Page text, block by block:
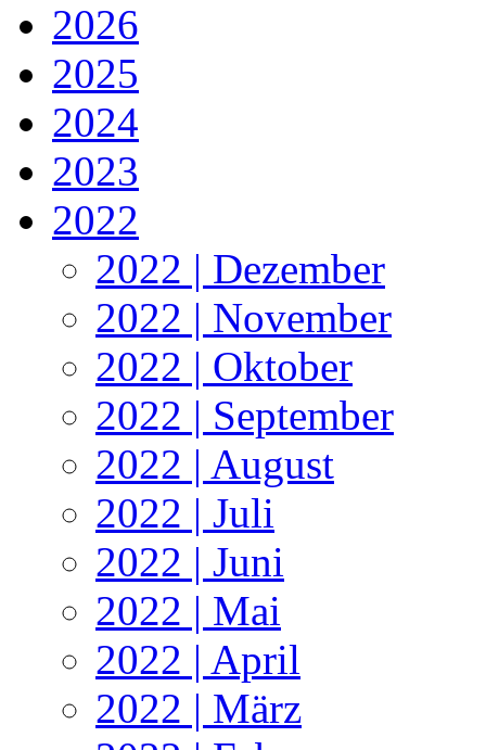
2026
2025
2024
2023
2022
2022 | Dezember
2022 | November
2022 | Oktober
2022 | September
2022 | August
2022 | Juli
2022 | Juni
2022 | Mai
2022 | April
2022 | März